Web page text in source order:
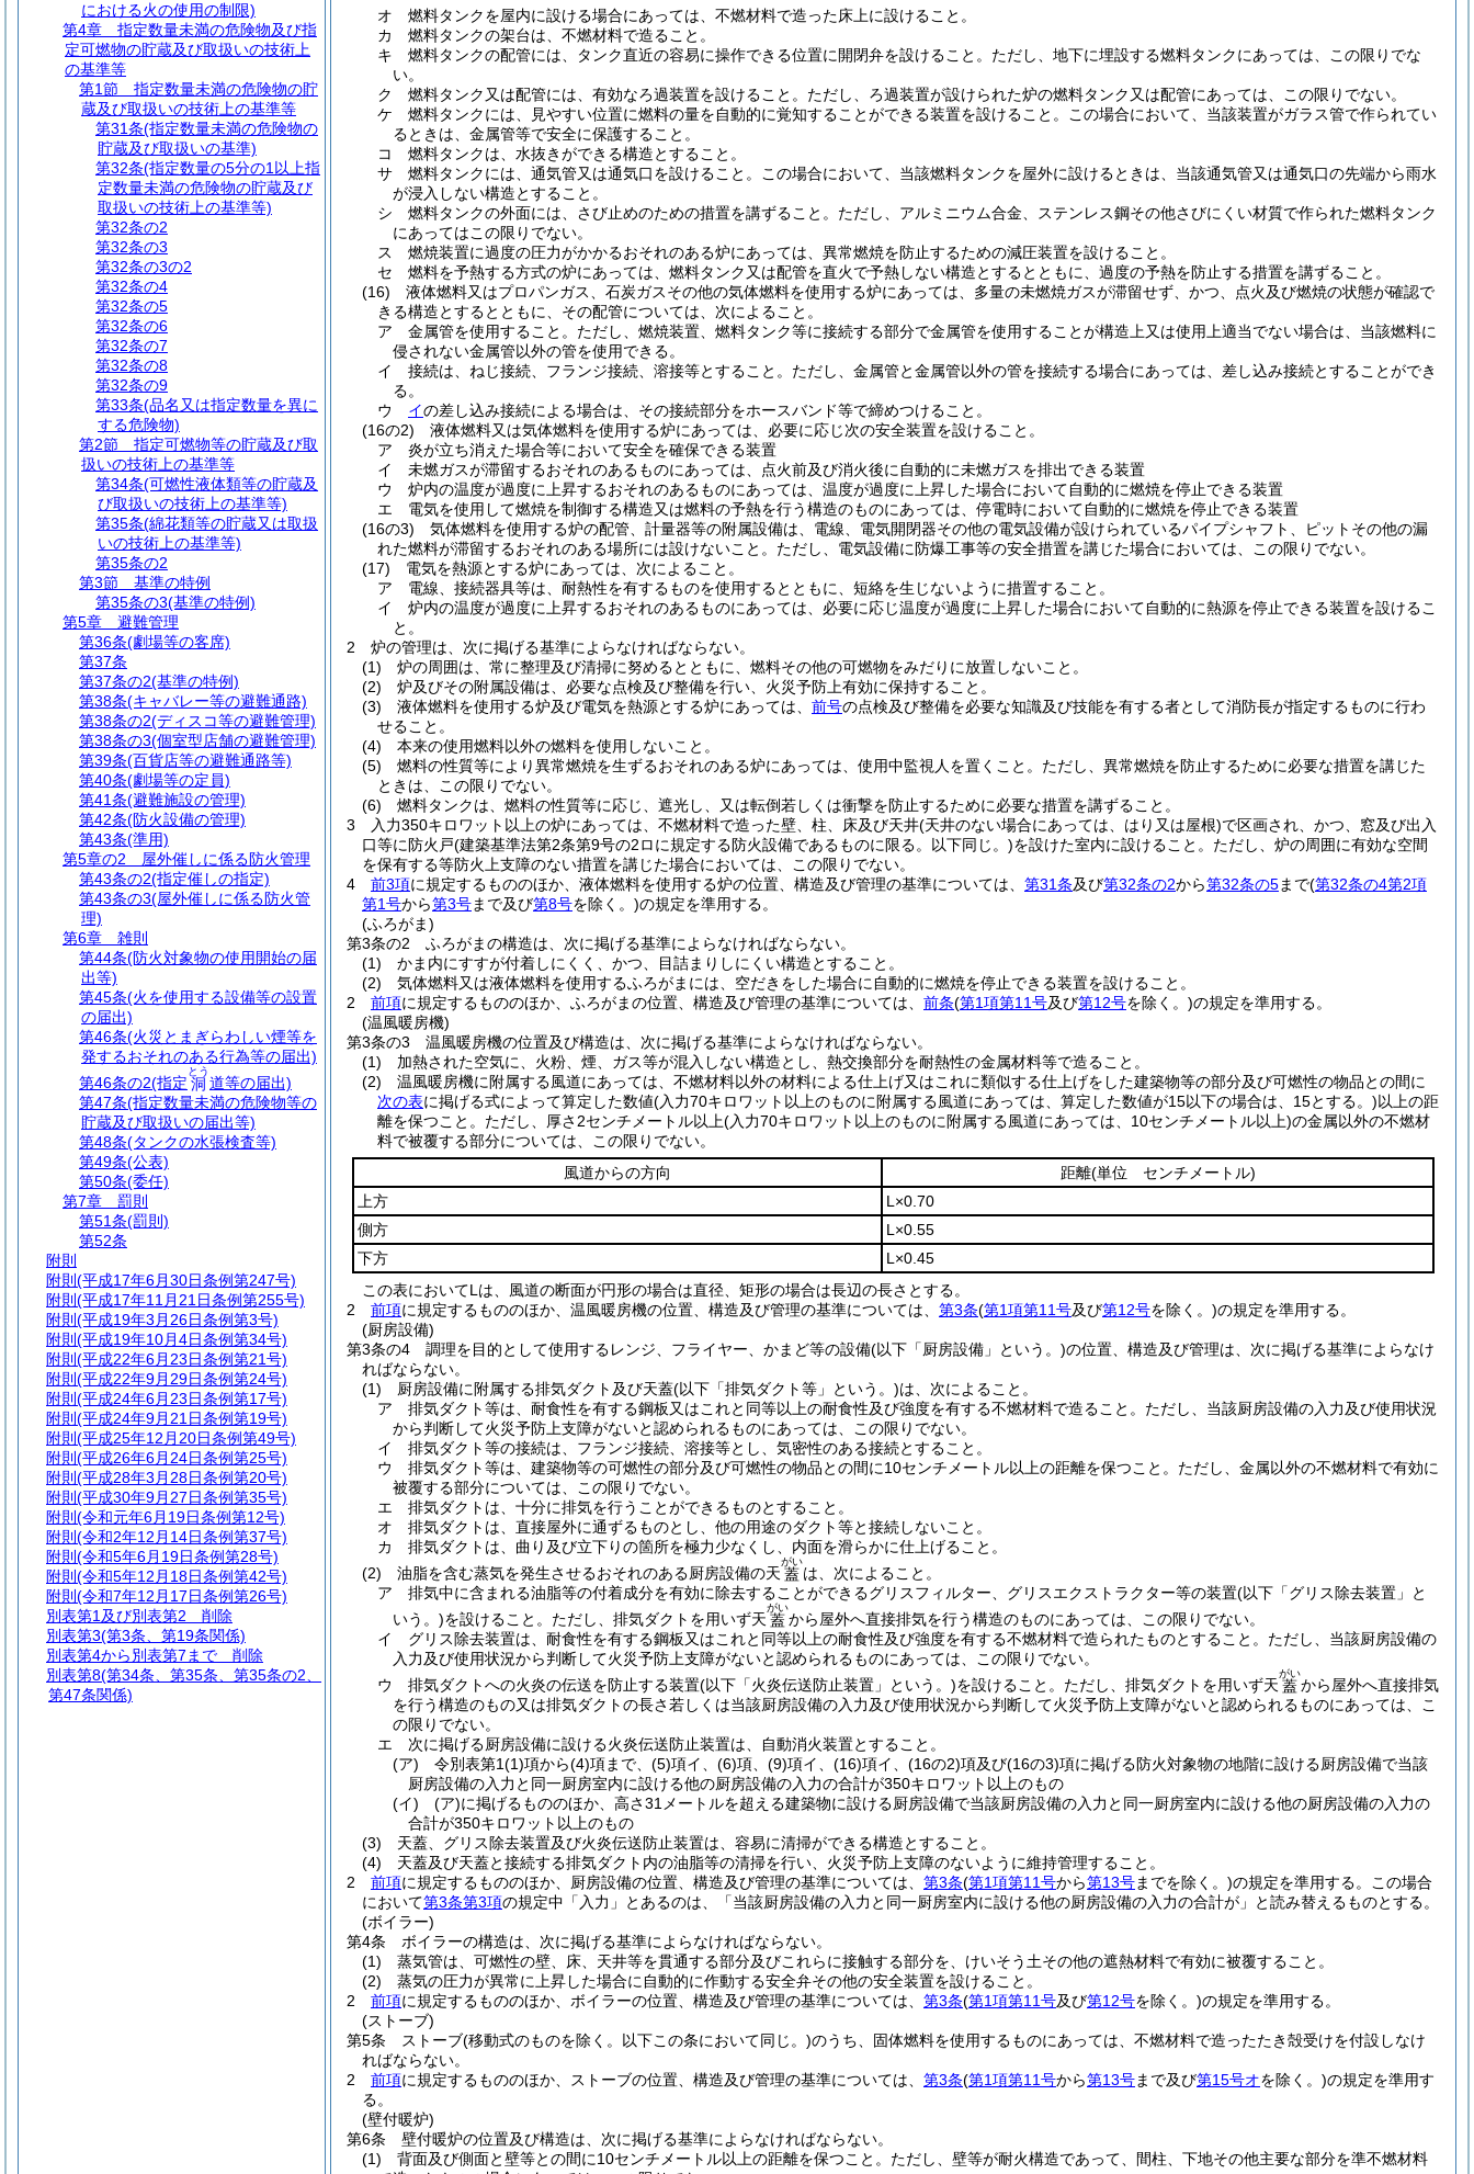
オ
燃料タンクを屋内に設ける場合にあっては、不燃材料で造った床上に設けること。
カ
燃料タンクの架台は、不燃材料で造ること。
キ
燃料タンクの配管には、タンク直近の容易に操作できる位置に開閉弁を設けること。 ただし、地下に埋設する燃料タンクにあっては、この限りでな
い。
ク
燃料タンク又は配管には、有効なろ過装置を設けること。 ただし、ろ過装置が設けられた炉の燃料タンク又は配管にあっては、この限りでない。
ケ
燃料タンクには、見やすい位置に燃料の量を自動的に覚知することができる装置を設けること。
この場合において、当該装置がガラス管で作られてい
るときは、金属管等で安全に保護すること。
コ
燃料タンクは、水抜きができる構造とすること。
サ
燃料タンクには、通気管又は通気口を設けること。
この場合において、当該燃料タンクを屋外に設けるときは、当該通気管又は通気口の先端から雨水
が浸入しない構造とすること。
シ
燃料タンクの外面には、さび止めのための措置を講ずること。 ただし、アルミニウム合金、ステンレス鋼その他さびにくい材質で作られた燃料タンク
にあってはこの限りでない。
ス
燃焼装置に過度の圧力がかかるおそれのある炉にあっては、異常燃焼を防止するための減圧装置を設けること。
セ
燃料を予熱する方式の炉にあっては、燃料タンク又は配管を直火で予熱しない構造とするとともに、過度の予熱を防止する措置を講ずること。
(16)
液体燃料又はプロパンガス、石炭ガスその他の気体燃料を使用する炉にあっては、多量の未燃焼ガスが滞留せず、かつ、点火及び燃焼の状態が確認で
きる構造とするとともに、その配管については、次によること。
ア
金属管を使用すること。 ただし、燃焼装置、燃料タンク等に接続する部分で金属管を使用することが構造上又は使用上適当でない場合は、当該燃料に
侵されない金属管以外の管を使用できる。
イ
接続は、ねじ接続、フランジ接続、溶接等とすること。 ただし、金属管と金属管以外の管を接続する場合にあっては、差し込み接続とすることができ
る。
ウ
イの差し込み接続による場合は、その接続部分をホースバンド等で締めつけること。
(16の2)
液体燃料又は気体燃料を使用する炉にあっては、必要に応じ次の安全装置を設けること。
ア
炎が立ち消えた場合等において安全を確保できる装置
イ
未燃ガスが滞留するおそれのあるものにあっては、点火前及び消火後に自動的に未燃ガスを排出できる装置
ウ
炉内の温度が過度に上昇するおそれのあるものにあっては、温度が過度に上昇した場合において自動的に燃焼を停止できる装置
エ
電気を使用して燃焼を制御する構造又は燃料の予熱を行う構造のものにあっては、停電時において自動的に燃焼を停止できる装置
(16の3)
気体燃料を使用する炉の配管、計量器等の附属設備は、電線、電気開閉器その他の電気設備が設けられているパイプシャフト、ピットその他の漏
れた燃料が滞留するおそれのある場所には設けないこと。 ただし、電気設備に防爆工事等の安全措置を講じた場合においては、この限りでない。
(17)
電気を熱源とする炉にあっては、次によること。
ア
電線、接続器具等は、耐熱性を有するものを使用するとともに、短絡を生じないように措置すること。
イ
炉内の温度が過度に上昇するおそれのあるものにあっては、必要に応じ温度が過度に上昇した場合において自動的に熱源を停止できる装置を設けるこ
と。
2
炉の管理は、次に掲げる基準によらなければならない。
(1)
炉の周囲は、常に整理及び清掃に努めるとともに、燃料その他の可燃物をみだりに放置しないこと。
(2)
炉及びその附属設備は、必要な点検及び整備を行い、火災予防上有効に保持すること。
(3)
液体燃料を使用する炉及び電気を熱源とする炉にあっては、 前号の点検及び整備を必要な知識及び技能を有する者として消防長が指定するものに行わ
せること。
(4)
本来の使用燃料以外の燃料を使用しないこと。
(5)
燃料の性質等により異常燃焼を生ずるおそれのある炉にあっては、使用中監視人を置くこと。 ただし、異常燃焼を防止するために必要な措置を講じた
ときは、この限りでない。
(6)
燃料タンクは、燃料の性質等に応じ、遮光し、又は転倒若しくは衝撃を防止するために必要な措置を講ずること。
3
入力350キロワット以上の炉にあっては、不燃材料で造った壁、柱、床及び天井(天井のない場合にあっては、はり又は屋根)で区画され、かつ、窓及び出入
口等に防火戸(建築基準法第2条第9号の2ロに規定する防火設備であるものに限る。以下同じ。)を設けた室内に設けること。 ただし、炉の周囲に有効な空間
を保有する等防火上支障のない措置を講じた場合においては、この限りでない。
4
前3項に規定するもののほか、液体燃料を使用する炉の位置、構造及び管理の基準については、 第31条及び第32条の2から第32条の5まで(第32条の4第2項
第1号から第3号まで及び第8号を除く。)の規定を準用する。
(ふろがま)
第3条の2
ふろがまの構造は、次に掲げる基準によらなければならない。
(1)
かま内にすすが付着しにくく、かつ、目詰まりしにくい構造とすること。
(2)
気体燃料又は液体燃料を使用するふろがまには、空だきをした場合に自動的に燃焼を停止できる装置を設けること。
2
前項に規定するもののほか、ふろがまの位置、構造及び管理の基準については、 前条(第1項第11号及び第12号を除く。)の規定を準用する。
(温風暖房機)
第3条の3
温風暖房機の位置及び構造は、次に掲げる基準によらなければならない。
(1)
加熱された空気に、火粉、煙、ガス等が混入しない構造とし、熱交換部分を耐熱性の金属材料等で造ること。
(2)
温風暖房機に附属する風道にあっては、不燃材料以外の材料による仕上げ又はこれに類似する仕上げをした建築物等の部分及び可燃性の物品との間に
次の表に掲げる式によって算定した数値(入力70キロワット以上のものに附属する風道にあっては、算定した数値が15以下の場合は、15とする。)以上の距
離を保つこと。 ただし、厚さ2センチメートル以上(入力70キロワット以上のものに附属する風道にあっては、10センチメートル以上)の金属以外の不燃材
料で被覆する部分については、この限りでない。
風道からの方向
距離(単位 センチメートル)
上方
L×0.70
側方
L×0.55
下方
L×0.45
この表においてLは、風道の断面が円形の場合は直径、矩形の場合は長辺の長さとする。
2
前項に規定するもののほか、温風暖房機の位置、構造及び管理の基準については、 第3条(第1項第11号及び第12号を除く。)の規定を準用する。
(厨房設備)
第3条の4
調理を目的として使用するレンジ、フライヤー、かまど等の設備(以下「厨房設備」という。)の位置、構造及び管理は、次に掲げる基準によらなけ
ればならない。
(1)
厨房設備に附属する排気ダクト及び天蓋(以下「排気ダクト等」という。)は、次によること。
ア
排気ダクト等は、耐食性を有する鋼板又はこれと同等以上の耐食性及び強度を有する不燃材料で造ること。 ただし、当該厨房設備の入力及び使用状況
から判断して火災予防上支障がないと認められるものにあっては、この限りでない。
イ
排気ダクト等の接続は、フランジ接続、溶接等とし、気密性のある接続とすること。
ウ
排気ダクト等は、建築物等の可燃性の部分及び可燃性の物品との間に10センチメートル以上の距離を保つこと。 ただし、金属以外の不燃材料で有効に
被覆する部分については、この限りでない。
エ
排気ダクトは、十分に排気を行うことができるものとすること。
オ
排気ダクトは、直接屋外に通ずるものとし、他の用途のダクト等と接続しないこと。
カ
排気ダクトは、曲り及び立下りの箇所を極力少なくし、内面を滑らかに仕上げること。
(2)
油脂を含む蒸気を発生させるおそれのある厨房設備の天 蓋
がい
は、次によること。
ア
排気中に含まれる油脂等の付着成分を有効に除去することができるグリスフィルター、グリスエクストラクター等の装置(以下「グリス除去装置」と
いう。)を設けること。 ただし、排気ダクトを用いず天 蓋
がい
から屋外へ直接排気を行う構造のものにあっては、この限りでない。
イ
グリス除去装置は、耐食性を有する鋼板又はこれと同等以上の耐食性及び強度を有する不燃材料で造られたものとすること。 ただし、当該厨房設備の
入力及び使用状況から判断して火災予防上支障がないと認められるものにあっては、この限りでない。
ウ
排気ダクトへの火炎の伝送を防止する装置(以下「火炎伝送防止装置」という。)を設けること。 ただし、排気ダクトを用いず天 蓋
がい
から屋外へ直接排気
を行う構造のもの又は排気ダクトの長さ若しくは当該厨房設備の入力及び使用状況から判断して火災予防上支障がないと認められるものにあっては、こ
の限りでない。
エ
次に掲げる厨房設備に設ける火炎伝送防止装置は、自動消火装置とすること。
(ア)
令別表第1(1)項から(4)項まで、(5)項イ、(6)項、(9)項イ、(16)項イ、(16の2)項及び(16の3)項に掲げる防火対象物の地階に設ける厨房設備で当該
厨房設備の入力と同一厨房室内に設ける他の厨房設備の入力の合計が350キロワット以上のもの
(イ)
(ア)に掲げるもののほか、高さ31メートルを超える建築物に設ける厨房設備で当該厨房設備の入力と同一厨房室内に設ける他の厨房設備の入力の
合計が350キロワット以上のもの
(3)
天蓋、グリス除去装置及び火炎伝送防止装置は、容易に清掃ができる構造とすること。
(4)
天蓋及び天蓋と接続する排気ダクト内の油脂等の清掃を行い、火災予防上支障のないように維持管理すること。
2
前項に規定するもののほか、厨房設備の位置、構造及び管理の基準については、 第3条(第1項第11号から第13号までを除く。)の規定を準用する。
この場合
において第3条第3項の規定中「入力」とあるのは、「当該厨房設備の入力と同一厨房室内に設ける他の厨房設備の入力の合計が」と読み替えるものとする。
(ボイラー)
第4条
ボイラーの構造は、次に掲げる基準によらなければならない。
(1)
蒸気管は、可燃性の壁、床、天井等を貫通する部分及びこれらに接触する部分を、けいそう土その他の遮熱材料で有効に被覆すること。
(2)
蒸気の圧力が異常に上昇した場合に自動的に作動する安全弁その他の安全装置を設けること。
2
前項に規定するもののほか、ボイラーの位置、構造及び管理の基準については、 第3条(第1項第11号及び第12号を除く。)の規定を準用する。
(ストーブ)
第5条
ストーブ(移動式のものを除く。以下この条において同じ。)のうち、固体燃料を使用するものにあっては、不燃材料で造ったたき殻受けを付設しなけ
ればならない。
2
前項に規定するもののほか、ストーブの位置、構造及び管理の基準については、 第3条(第1項第11号から第13号まで及び第15号オを除く。)の規定を準用す
る。
(壁付暖炉)
第6条
壁付暖炉の位置及び構造は、次に掲げる基準によらなければならない。
(1)
背面及び側面と壁等との間に10センチメートル以上の距離を保つこと。 ただし、壁等が耐火構造であって、間柱、下地その他主要な部分を準不燃材料
における火の使用の制限)
第4章
指定数量未満の危険物及び指
定可燃物の貯蔵及び取扱いの技術上
の基準等
第1節
指定数量未満の危険物の貯
蔵及び取扱いの技術上の基準等
第31条(指定数量未満の危険物の
貯蔵及び取扱いの基準)
第32条(指定数量の5分の1以上指
定数量未満の危険物の貯蔵及び
取扱いの技術上の基準等)
第32条の2
第32条の3
第32条の3の2
第32条の4
第32条の5
第32条の6
第32条の7
第32条の8
第32条の9
第33条(品名又は指定数量を異に
する危険物)
第2節
指定可燃物等の貯蔵及び取
扱いの技術上の基準等
第34条(可燃性液体類等の貯蔵及
び取扱いの技術上の基準等)
第35条(綿花類等の貯蔵又は取扱
いの技術上の基準等)
第35条の2
第3節
基準の特例
第35条の3(基準の特例)
第5章
避難管理
第36条(劇場等の客席)
第37条
第37条の2(基準の特例)
第38条(キャバレー等の避難通路)
第38条の2(ディスコ等の避難管理)
第38条の3(個室型店舗の避難管理)
第39条(百貨店等の避難通路等)
第40条(劇場等の定員)
第41条(避難施設の管理)
第42条(防火設備の管理)
第43条(準用)
第5章の2
屋外催しに係る防火管理
第43条の2(指定催しの指定)
第43条の3(屋外催しに係る防火管
理)
第6章
雑則
第44条(防火対象物の使用開始の届
出等)
第45条(火を使用する設備等の設置
の届出)
第46条(火災とまぎらわしい煙等を
発するおそれのある行為等の届出)
第46条の2(指定 洞
とう
道等の届出)
第47条(指定数量未満の危険物等の
貯蔵及び取扱いの届出等)
第48条(タンクの水張検査等)
第49条(公表)
第50条(委任)
第7章
罰則
第51条(罰則)
第52条
附則
附則 (平成17年6月30日条例第247号)
附則 (平成17年11月21日条例第255号)
附則 (平成19年3月26日条例第3号)
附則 (平成19年10月4日条例第34号)
附則 (平成22年6月23日条例第21号)
附則 (平成22年9月29日条例第24号)
附則 (平成24年6月23日条例第17号)
附則 (平成24年9月21日条例第19号)
附則 (平成25年12月20日条例第49号)
附則 (平成26年6月24日条例第25号)
附則 (平成28年3月28日条例第20号)
附則 (平成30年9月27日条例第35号)
附則 (令和元年6月19日条例第12号)
附則 (令和2年12月14日条例第37号)
附則 (令和5年6月19日条例第28号)
附則 (令和5年12月18日条例第42号)
附則 (令和7年12月17日条例第26号)
別表第1及び別表第2 削除
別表第3(第3条、第19条関係)
別表第4から別表第7まで 削除
別表第8(第34条、第35条、第35条の2、
第47条関係)